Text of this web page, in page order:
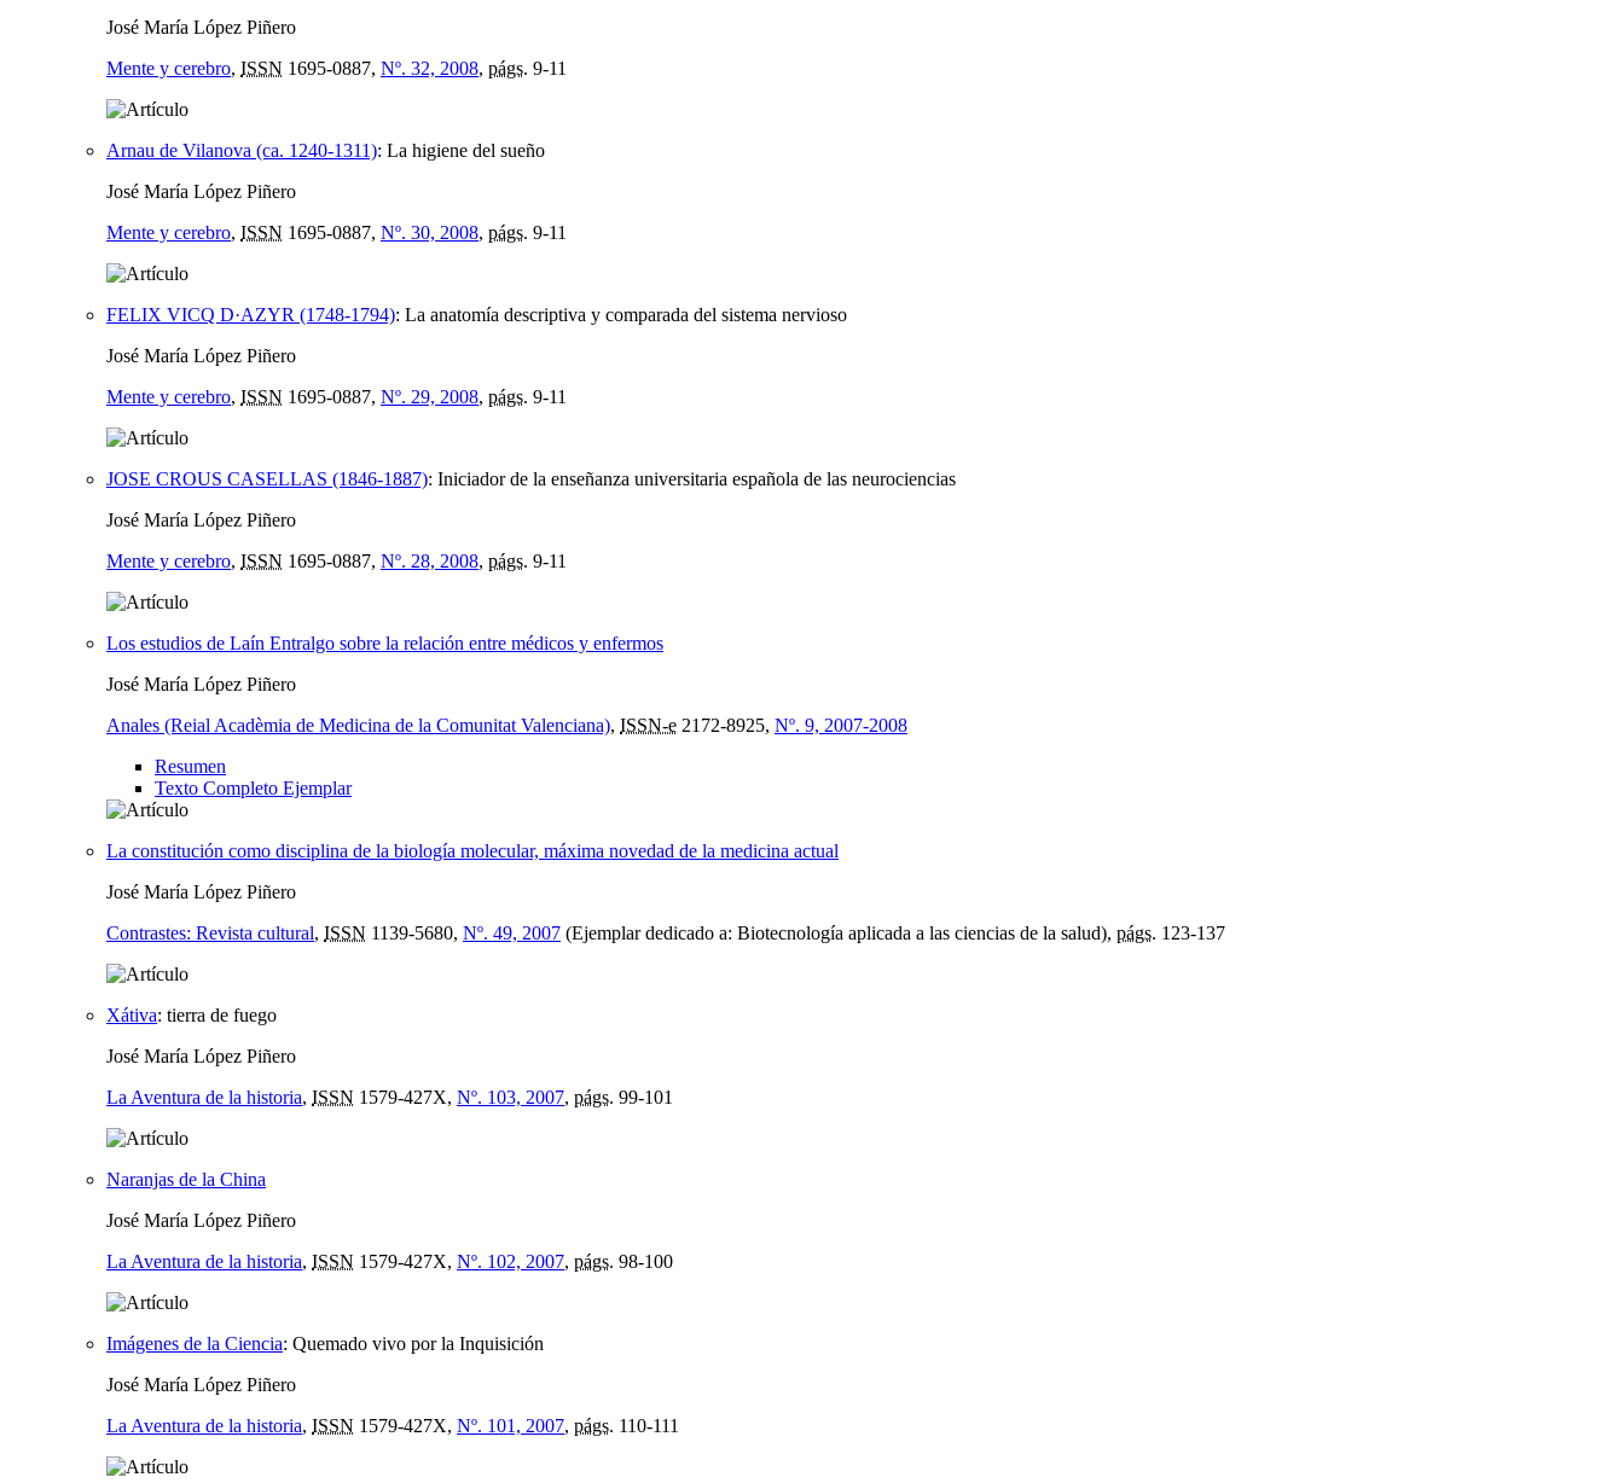
José María López Piñero
Mente y cerebro, ISSN 1695-0887, Nº. 32, 2008, págs. 9-11
Arnau de Vilanova (ca. 1240-1311): La higiene del sueño
José María López Piñero
Mente y cerebro, ISSN 1695-0887, Nº. 30, 2008, págs. 9-11
FELIX VICQ D·AZYR (1748-1794): La anatomía descriptiva y comparada del sistema nervioso
José María López Piñero
Mente y cerebro, ISSN 1695-0887, Nº. 29, 2008, págs. 9-11
JOSE CROUS CASELLAS (1846-1887): Iniciador de la enseñanza universitaria española de las neurociencias
José María López Piñero
Mente y cerebro, ISSN 1695-0887, Nº. 28, 2008, págs. 9-11
Los estudios de Laín Entralgo sobre la relación entre médicos y enfermos
José María López Piñero
Anales (Reial Acadèmia de Medicina de la Comunitat Valenciana), ISSN-e 2172-8925, Nº. 9, 2007-2008
Resumen
Texto Completo Ejemplar
La constitución como disciplina de la biología molecular, máxima novedad de la medicina actual
José María López Piñero
Contrastes: Revista cultural, ISSN 1139-5680, Nº. 49, 2007 (Ejemplar dedicado a: Biotecnología aplicada a las ciencias de la salud), págs. 123-137
Xátiva: tierra de fuego
José María López Piñero
La Aventura de la historia, ISSN 1579-427X, Nº. 103, 2007, págs. 99-101
Naranjas de la China
José María López Piñero
La Aventura de la historia, ISSN 1579-427X, Nº. 102, 2007, págs. 98-100
Imágenes de la Ciencia: Quemado vivo por la Inquisición
José María López Piñero
La Aventura de la historia, ISSN 1579-427X, Nº. 101, 2007, págs. 110-111